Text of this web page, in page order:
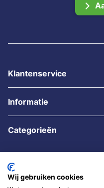
Klantenservice
Informatie
Categorieën
Wij gebruiken cookies